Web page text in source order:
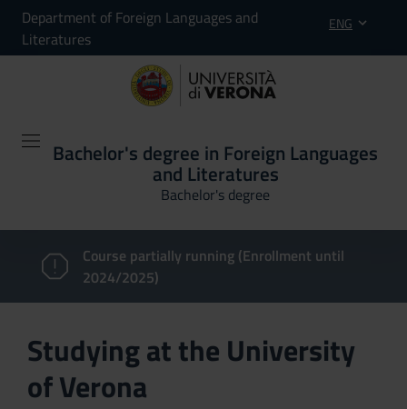
Department of Foreign Languages and
Literatures
ENG
Bachelor's degree in Foreign Languages
and Literatures
Bachelor's degree
Course partially running (Enrollment until
2024/2025)
Studying at the University
of Verona